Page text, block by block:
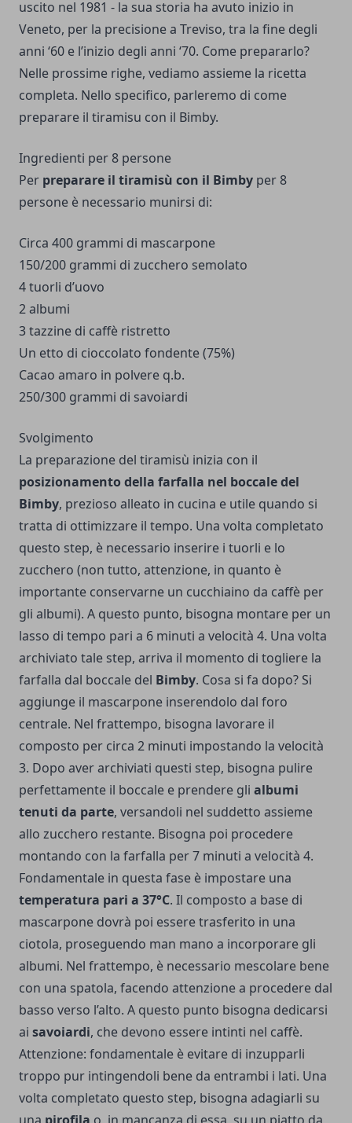
uscito nel 1981 - la sua storia ha avuto inizio in
Veneto, per la precisione a Treviso, tra la fine degli
anni ‘60 e l’inizio degli anni ‘70. Come prepararlo?
Nelle prossime righe, vediamo assieme la ricetta
completa. Nello specifico, parleremo di come
preparare il tiramisu con il Bimby.
Ingredienti per 8 persone
Per preparare il tiramisù con il Bimby per 8
persone è necessario munirsi di:
Circa 400 grammi di mascarpone
150/200 grammi di zucchero semolato
4 tuorli d’uovo
2 albumi
3 tazzine di caffè ristretto
Un etto di cioccolato fondente (75%)
Cacao amaro in polvere q.b.
250/300 grammi di savoiardi
Svolgimento
La preparazione del tiramisù inizia con il
posizionamento della farfalla nel boccale del
Bimby, prezioso alleato in cucina e utile quando si
tratta di ottimizzare il tempo. Una volta completato
questo step, è necessario inserire i tuorli e lo
zucchero (non tutto, attenzione, in quanto è
importante conservarne un cucchiaino da caffè per
gli albumi). A questo punto, bisogna montare per un
lasso di tempo pari a 6 minuti a velocità 4. Una volta
archiviato tale step, arriva il momento di togliere la
farfalla dal boccale del Bimby. Cosa si fa dopo? Si
aggiunge il mascarpone inserendolo dal foro
centrale. Nel frattempo, bisogna lavorare il
composto per circa 2 minuti impostando la velocità
3. Dopo aver archiviati questi step, bisogna pulire
perfettamente il boccale e prendere gli albumi
tenuti da parte, versandoli nel suddetto assieme
allo zucchero restante. Bisogna poi procedere
montando con la farfalla per 7 minuti a velocità 4.
Fondamentale in questa fase è impostare una
temperatura pari a 37°C. Il composto a base di
mascarpone dovrà poi essere trasferito in una
ciotola, proseguendo man mano a incorporare gli
albumi. Nel frattempo, è necessario mescolare bene
con una spatola, facendo attenzione a procedere dal
basso verso l’alto. A questo punto bisogna dedicarsi
ai savoiardi, che devono essere intinti nel caffè.
Attenzione: fondamentale è evitare di inzupparli
troppo pur intingendoli bene da entrambi i lati. Una
volta completato questo step, bisogna adagiarli su